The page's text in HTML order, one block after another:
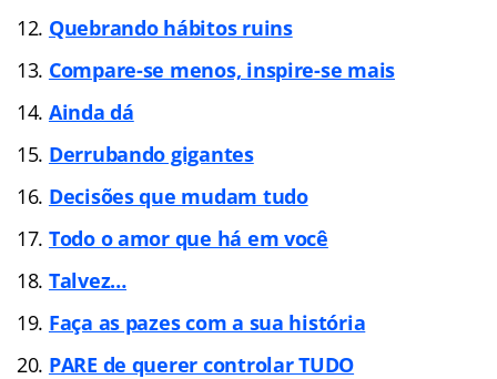
Quebrando hábitos ruins
Compare-se menos, inspire-se mais
Ainda dá
Derrubando gigantes
Decisões que mudam tudo
Todo o amor que há em você
Talvez…
Faça as pazes com a sua história
PARE de querer controlar TUDO